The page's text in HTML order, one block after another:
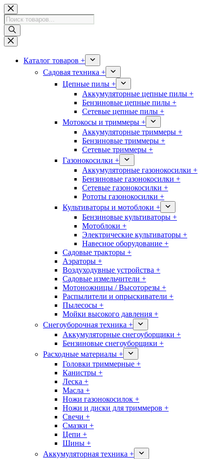
Перейти
к
сути
Поиск
товаров
Каталог товаров +
Садовая техника +
Цепные пилы +
Аккумуляторные цепные пилы +
Бензиновые цепные пилы +
Сетевые цепные пилы +
Мотокосы и триммеры +
Аккумуляторные триммеры +
Бензиновые триммеры +
Сетевые триммеры +
Газонокосилки +
Аккумуляторные газонокосилки +
Бензиновые газонокосилки +
Сетевые газонокосилки +
Рототы газонокосилки +
Культиваторы и мотоблоки +
Бензиновые культиваторы +
Мотоблоки +
Электрические культиваторы +
Навесное оборудование +
Садовые тракторы +
Аэраторы +
Воздуходувные устройства +
Садовые измельчители +
Мотоножницы / Высоторезы +
Распылители и опрыскиватели +
Пылесосы +
Мойки высокого давления +
Снегоуборочная техника +
Аккумуляторные снегоуборщики +
Бензиновые снегоуборщики +
Расходные материалы +
Головки триммерные +
Канистры +
Леска +
Масла +
Ножи газонокосилок +
Ножи и диски для триммеров +
Свечи +
Смазки +
Цепи +
Шины +
Аккумуляторная техника +